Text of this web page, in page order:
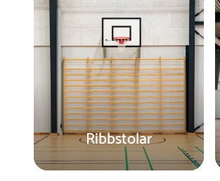
Ribbstolar